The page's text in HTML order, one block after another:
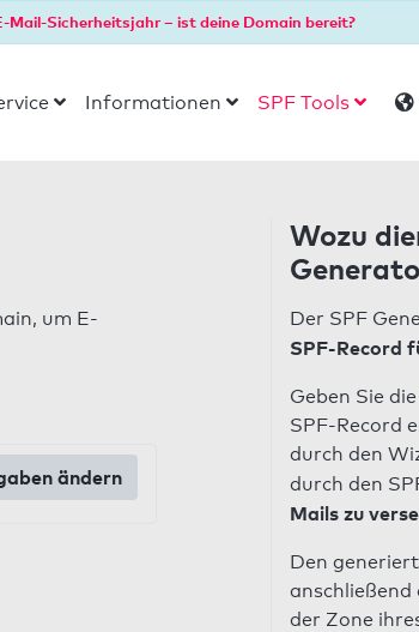
Sicherheitsjahr – ist deine Domain bereit?
Informationen SPF Tools
um E-
ändern
Wozu
Der SPF
SPF-Record
Geben Sie
SPF-Record
durch den
durch den
Mails zu
Den
anschließend
der Zone